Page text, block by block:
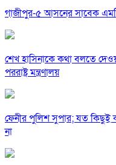
গাজীপুর-৫ আসনের সাবেক
শেখ হাসিনাকে কথা বলতে
পররাষ্ট্র মন্ত্রণালয়
ফেনীর পুলিশ সুপার; যত কিছুই
না